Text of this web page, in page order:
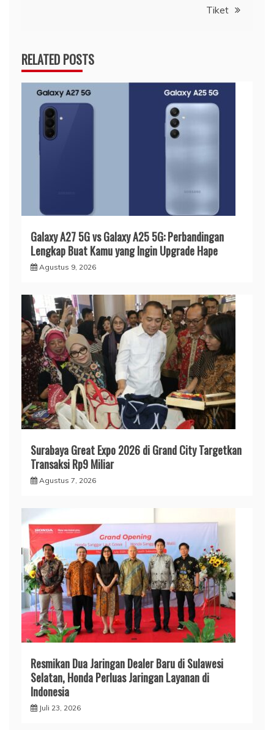
Tiket
RELATED POSTS
Galaxy A27 5G vs Galaxy A25 5G: Perbandingan
Lengkap Buat Kamu yang Ingin Upgrade Hape
Agustus 9, 2026
Surabaya Great Expo 2026 di Grand City Targetkan
Transaksi Rp9 Miliar
Agustus 7, 2026
Resmikan Dua Jaringan Dealer Baru di Sulawesi
Selatan, Honda Perluas Jaringan Layanan di
Indonesia
Juli 23, 2026